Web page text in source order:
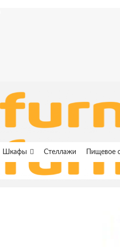
Шкафы Стеллажи Пищевое